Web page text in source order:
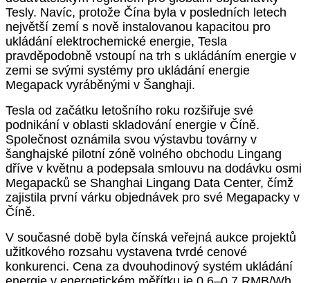
Tesly. Navíc, protože Čína byla v posledních letech
největší zemí s nově instalovanou kapacitou pro
ukládání elektrochemické energie, Tesla
pravděpodobně vstoupí na trh s ukládáním energie v
zemi se svými systémy pro ukládání energie
Megapack vyráběnými v Šanghaji.
Tesla od začátku letošního roku rozšiřuje své
podnikání v oblasti skladování energie v Číně.
Společnost oznámila svou výstavbu továrny v
šanghajské pilotní zóně volného obchodu Lingang
dříve v květnu a podepsala smlouvu na dodávku osmi
Megapacků se Shanghai Lingang Data Center, čímž
zajistila první várku objednávek pro své Megapacky v
Číně.
V současné době byla čínská veřejná aukce projektů
užitkového rozsahu vystavena tvrdé cenové
konkurenci. Cena za dvouhodinový systém ukládání